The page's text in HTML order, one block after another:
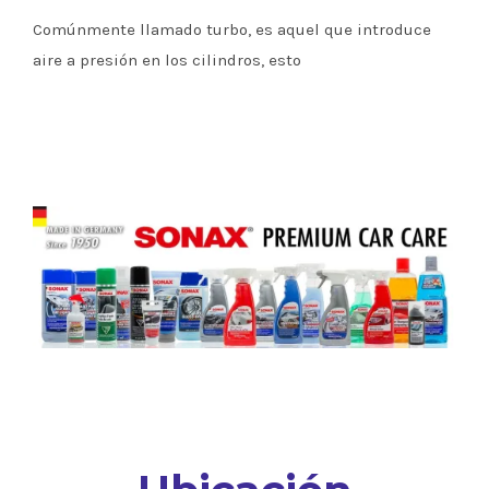
Comúnmente llamado turbo, es aquel que introduce
aire a presión en los cilindros, esto